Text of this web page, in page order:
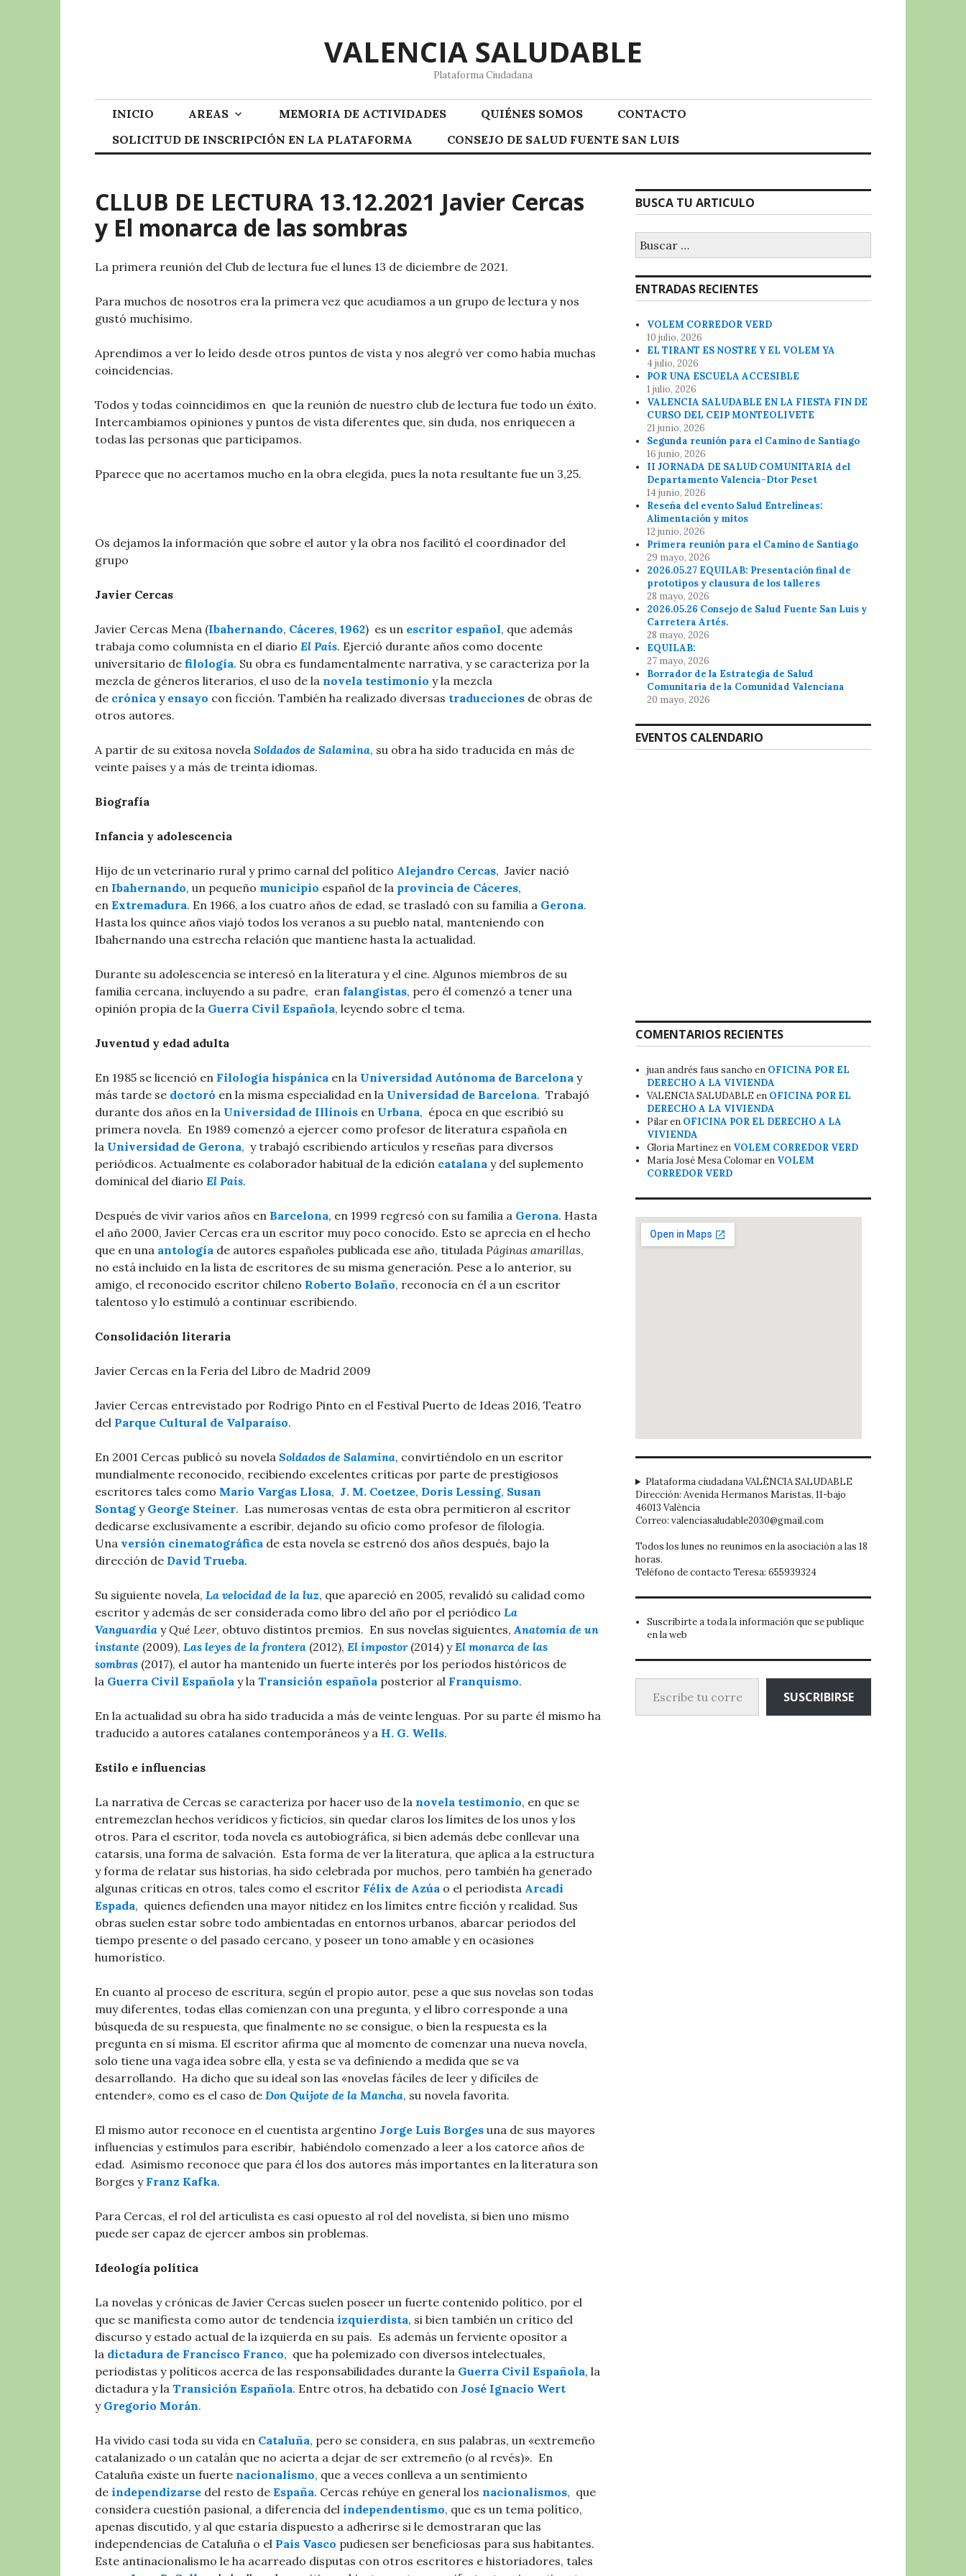
VALENCIA SALUDABLE
Plataforma Ciudadana
INICIO AREAS MEMORIA DE ACTIVIDADES QUIÉNES SOMOS
CONTACTO
SOLICITUD DE INSCRIPCIÓN EN LA PLATAFORMA
CONSEJO DE SALUD FUENTE SAN LUIS
CLLUB DE LECTURA 13.12.2021 Javier Cercas
y El monarca de las sombras
La primera reunión del Club de lectura fue el lunes 13 de diciembre de 2021.
Para muchos de nosotros era la primera vez que acudiamos a un grupo de lectura y nos
gustó muchísimo.
Aprendimos a ver lo leído desde otros puntos de vista y nos alegró ver como había muchas
coincidencias.
Todos y todas coinncidimos en que la reunión de nuestro club de lectura fue todo un éxito.
Intercambiamos opiniones y puntos de vista diferentes que, sin duda, nos enriquecen a
todas las personas que participamos.
Pparece que no acertamos mucho en la obra elegida, pues la nota resultante fue un 3,25.
Os dejamos la información que sobre el autor y la obra nos facilitó el coordinador del
grupo
Javier Cercas
Javier Cercas Mena (Ibahernando, Cáceres, 1962) ​ es un escritor español, que además
trabaja como columnista en el diario El País. Ejerció durante años como docente
universitario de filología. Su obra es fundamentalmente narrativa, y se caracteriza por la
mezcla de géneros literarios, el uso de la novela testimonio y la mezcla
de crónica y ensayo con ficción. También ha realizado diversas traducciones de obras de
otros autores.
A partir de su exitosa novela Soldados de Salamina, su obra ha sido traducida en más de
veinte países​ y a más de treinta idiomas.
Biografía
Infancia y adolescencia
Hijo de un veterinario rural​ y primo carnal del político Alejandro Cercas, ​ Javier nació
en Ibahernando, un pequeño municipio español de la provincia de Cáceres,
en Extremadura. En 1966, a los cuatro años de edad, se trasladó con su familia a Gerona. ​
Hasta los quince años viajó todos los veranos a su pueblo natal, manteniendo con
Ibahernando una estrecha relación que mantiene hasta la actualidad. ​
Durante su adolescencia se interesó en la literatura y el cine. Algunos miembros de su
familia cercana, incluyendo a su padre, ​ eran falangistas, pero él comenzó a tener una
opinión propia de la Guerra Civil Española, leyendo sobre el tema.
Juventud y edad adulta
En 1985 se licenció en Filología hispánica en la Universidad Autónoma de Barcelona ​ y
más tarde se doctoró en la misma especialidad en la Universidad de Barcelona. ​ Trabajó
durante dos años en la Universidad de Illinois en Urbana, ​ época en que escribió su
primera novela. ​ En 1989 comenzó a ejercer como profesor de literatura española en
la Universidad de Gerona, ​ y trabajó escribiendo artículos y reseñas para diversos
periódicos. Actualmente es colaborador habitual de la edición catalana y del suplemento
dominical del diario El País.
Después de vivir varios años en Barcelona, en 1999 regresó con su familia a Gerona. Hasta
el año 2000, Javier Cercas era un escritor muy poco conocido. Esto se aprecia en el hecho
que en una antología de autores españoles publicada ese año, titulada Páginas amarillas, ​
no está incluido en la lista de escritores de su misma generación. Pese a lo anterior, su
amigo, el reconocido escritor chileno Roberto Bolaño, reconocía en él a un escritor
talentoso y lo estimuló a continuar escribiendo.
Consolidación literaria
Javier Cercas en la Feria del Libro de Madrid 2009
Javier Cercas entrevistado por Rodrigo Pinto en el Festival Puerto de Ideas 2016, Teatro
del Parque Cultural de Valparaíso.
En 2001 Cercas publicó su novela Soldados de Salamina, convirtiéndolo en un escritor
mundialmente reconocido, recibiendo excelentes críticas por parte de prestigiosos
escritores tales como Mario Vargas Llosa, ​ J. M. Coetzee, Doris Lessing, Susan
Sontag y George Steiner. ​ Las numerosas ventas de esta obra permitieron al escritor
dedicarse exclusivamente a escribir, dejando su oficio como profesor de filología. ​
Una versión cinematográfica de esta novela se estrenó dos años después, bajo la
dirección de David Trueba.
Su siguiente novela, La velocidad de la luz, que apareció en 2005, revalidó su calidad como
escritor y además de ser considerada como libro del año por el periódico La
Vanguardia yQué Leer, obtuvo distintos premios. ​ En sus novelas siguientes,Anatomía de un
instante (2009), Las leyes de la frontera (2012), El impostor(2014) yEl monarca de las
sombras (2017), el autor ha mantenido un fuerte interés por los períodos históricos de
la Guerra Civil Española y la Transición española posterior al Franquismo.
En la actualidad su obra ha sido traducida a más de veinte lenguas. Por su parte él mismo ha
traducido a autores catalanes contemporáneos y a H. G. Wells.
Estilo e influencias
La narrativa de Cercas se caracteriza por hacer uso de la novela testimonio, en que se
entremezclan hechos verídicos y ficticios, sin quedar claros los límites de los unos y los
otros. Para el escritor, toda novela es autobiográfica, si bien además debe conllevar una
catarsis, una forma de salvación. ​ Esta forma de ver la literatura, que aplica a la estructura
y forma de relatar sus historias, ha sido celebrada por muchos, pero también ha generado
algunas críticas en otros, tales como el escritor Félix de Azúa ​ o el periodista Arcadi
Espada, ​ quienes defienden una mayor nitidez en los límites entre ficción y realidad. ​Sus
obras suelen estar sobre todo ambientadas en entornos urbanos, abarcar periodos del
tiempo presente o del pasado cercano, y poseer un tono amable y en ocasiones
humorístico. ​
En cuanto al proceso de escritura, según el propio autor, pese a que sus novelas son todas
muy diferentes, todas ellas comienzan con una pregunta, y el libro corresponde a una
búsqueda de su respuesta, que finalmente no se consigue, o bien la respuesta es la
pregunta en sí misma. El escritor afirma que al momento de comenzar una nueva novela,
solo tiene una vaga idea sobre ella, y esta se va definiendo a medida que se va
desarrollando. ​ Ha dicho que su ideal son las «novelas fáciles de leer y difíciles de
entender», como es el caso de Don Quijote de la Mancha, su novela favorita.
El mismo autor reconoce en el cuentista argentino Jorge Luis Borges una de sus mayores
influencias y estímulos para escribir, ​ habiéndolo comenzado a leer a los catorce años de
edad. ​ Asimismo reconoce que para él los dos autores más importantes en la literatura son
Borges y Franz Kafka. ​
Para Cercas, el rol del articulista es casi opuesto al rol del novelista, si bien uno mismo
puede ser capaz de ejercer ambos sin problemas. ​
Ideología política
La novelas y crónicas de Javier Cercas suelen poseer un fuerte contenido político, por el
que se manifiesta como autor de tendencia izquierdista, si bien también un crítico del
discurso y estado actual de la izquierda en su país. ​ Es además un ferviente opositor a
la dictadura de Francisco Franco, ​ que ha polemizado con diversos intelectuales,
periodistas​ y políticos acerca de las responsabilidades durante la Guerra Civil Española, la
dictadura y la Transición Española. Entre otros, ha debatido con José Ignacio Wert
y Gregorio Morán. ​
Ha vivido casi toda su vida en Cataluña, pero se considera, en sus palabras, un «extremeño
catalanizado o un catalán que no acierta a dejar de ser extremeño (o al revés)». ​ En
Cataluña existe un fuerte nacionalismo, que a veces conlleva a un sentimiento
de independizarse del resto de España. Cercas rehúye en general los nacionalismos, ​ que
considera cuestión pasional, a diferencia del independentismo, que es un tema político,
apenas discutido, y al que estaría dispuesto a adherirse si le demostraran que las
independencias de Cataluña o el País Vasco pudiesen ser beneficiosas para sus habitantes.
Este antinacionalismo le ha acarreado disputas con otros escritores e historiadores, tales
BUSCA TU ARTICULO
ENTRADAS RECIENTES
VOLEM CORREDOR VERD
10 julio, 2026
EL TIRANT ES NOSTRE Y EL VOLEM YA
4 julio, 2026
POR UNA ESCUELA ACCESIBLE
1 julio, 2026
VALENCIA SALUDABLE EN LA FIESTA FIN DE
CURSO DEL CEIP MONTEOLIVETE
21 junio, 2026
Segunda reunión para el Camino de Santiago
16 junio, 2026
II JORNADA DE SALUD COMUNITARIA del
Departamento Valencia-Dtor Peset
14 junio, 2026
Reseña del evento Salud Entrelíneas:
Alimentación y mitos
12 junio, 2026
Primera reunión para el Camino de Santiago
29 mayo, 2026
2026.05.27 EQUILAB: Presentación final de
prototipos y clausura de los talleres
28 mayo, 2026
2026.05.26 Consejo de Salud Fuente San Luis y
Carretera Artés.
28 mayo, 2026
EQUILAB:
27 mayo, 2026
Borrador de la Estrategia de Salud
Comunitaria de la Comunidad Valenciana
20 mayo, 2026
EVENTOS CALENDARIO
COMENTARIOS RECIENTES
juan andrés faus sancho en OFICINA POR EL
DERECHO A LA VIVIENDA
VALENCIA SALUDABLE en OFICINA POR EL
DERECHO A LA VIVIENDA
Pilaren OFICINA POR EL DERECHO A LA
VIVIENDA
Gloria Martinez en VOLEM CORREDOR VERD
María José Mesa Colomaren VOLEM
CORREDOR VERD
Plataforma ciudadana VALÈNCIA SALUDABLE
Dirección: Avenida Hermanos Maristas, 11-bajo
46013 València
Correo: valenciasaludable2030@gmail.com
Todos los lunes no reunimos en la asociación a las 18
horas.
Teléfono de contacto Teresa: 655939324
Suscribirte a toda la información que se publique
en la web
Escribe tu correo electrónico…
SUSCRIBIRSE